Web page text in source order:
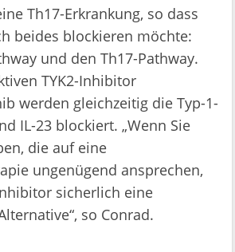
Th17-Erkrankung, so dass
beides blockieren möchte:
und den Th17-Pathway.
TYK2-Inhibitor
werden gleichzeitig die Typ-1-
IL-23 blockiert. „Wenn Sie
die auf eine
ungenügend ansprechen,
sicherlich eine
so Conrad.